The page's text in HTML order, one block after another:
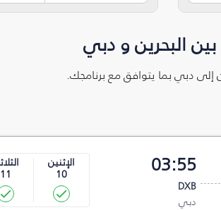
البحرين و دبي
إلى دبي بما يتوافق مع برنامجك.
03:55
DXB
دبي
الإثنين
10
11